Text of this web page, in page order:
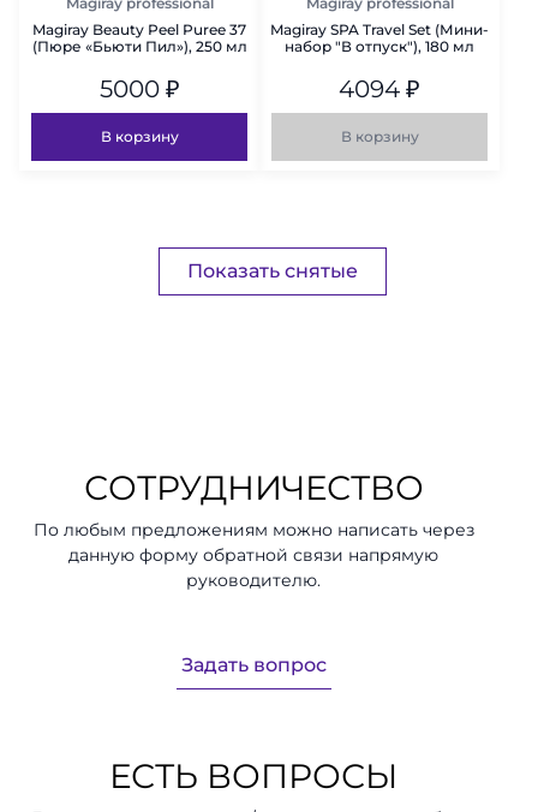
Magiray Beauty Peel Puree 37
(Пюре «Бьюти Пил»), 250 мл
5000₽
В корзину
Magiray SPA Travel Set (Мини-
набор "В отпуск"), 180 мл
4094 ₽
В корзину
Показать снятые
СОТРУДНИЧЕСТВО
По любым предложениям можно написать через
данную форму обратной связи напрямую
руководителю.
Задать вопрос
ЕСТЬ ВОПРОСЫ